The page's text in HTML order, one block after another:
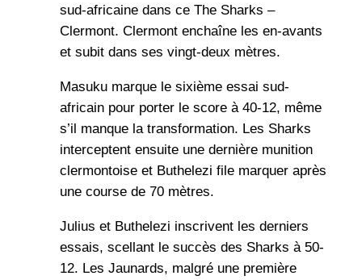
sud-africaine dans ce The Sharks –
Clermont. Clermont enchaîne les en-avants
et subit dans ses vingt-deux mètres.
Masuku marque le sixième essai sud-
africain pour porter le score à 40-12, même
s’il manque la transformation. Les Sharks
interceptent ensuite une dernière munition
clermontoise et Buthelezi file marquer après
une course de 70 mètres.
Julius et Buthelezi inscrivent les derniers
essais, scellant le succès des Sharks à 50-
12. Les Jaunards, malgré une première